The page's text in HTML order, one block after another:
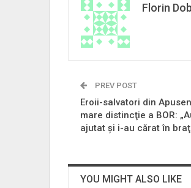
Florin
PREV POST
Eroii-salvatori din
mare distincţie a BOR:
ajutat şi i-au cărat în
YOU MIGHT ALSO LIKE